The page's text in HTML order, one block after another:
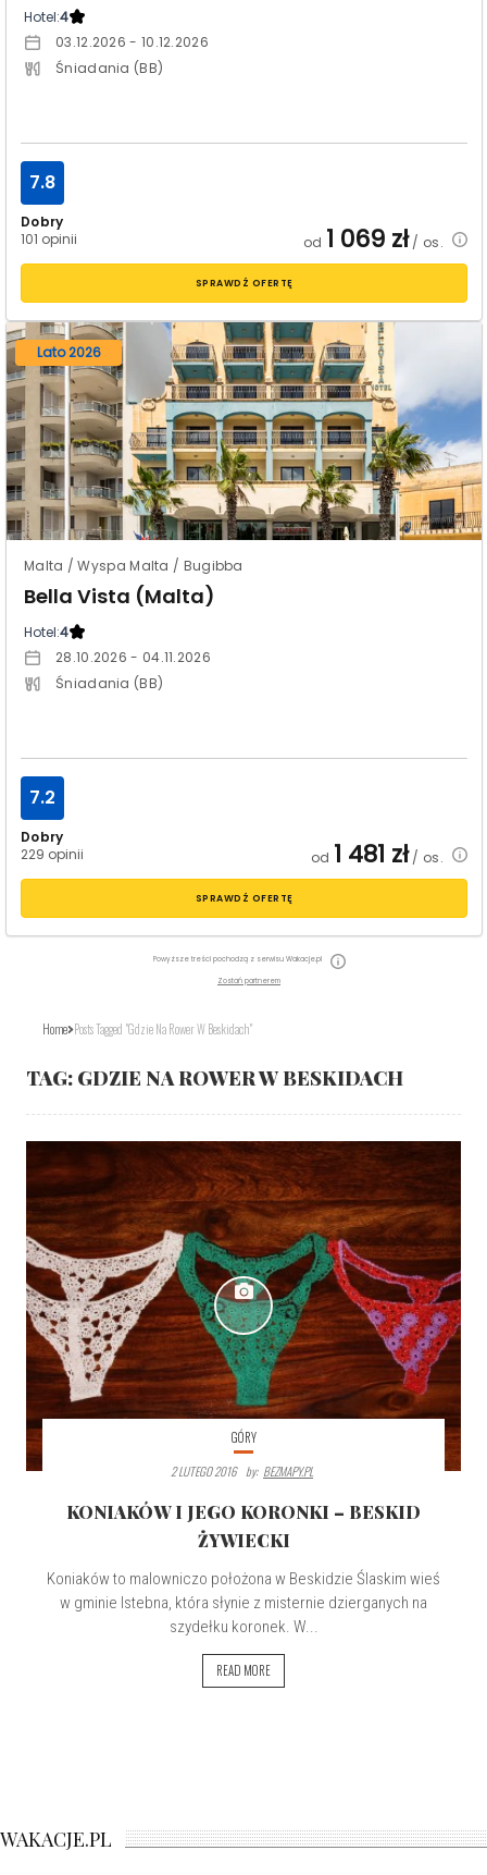
Hotel:4
03.12.2026 - 10.12.2026
Śniadania (BB)
Dobry
101 opinii
7.8
od 1 069 zł/ os.
SPRAWDŹ OFERTĘ
Lato 2026
Malta / Wyspa Malta / Bugibba
Bella Vista (Malta)
Hotel:4
28.10.2026 - 04.11.2026
Śniadania (BB)
Dobry
229 opinii
7.2
od 1 481 zł/ os.
SPRAWDŹ OFERTĘ
Powyższe treści pochodzą z serwisu Wakacje.pl
Zostań partnerem
Home Posts Tagged "gdzie Na Rower W Beskidach"
TAG: GDZIE NA ROWER W BESKIDACH
GÓRY
2 LUTEGO 2016
By: BEZMAPY.PL
KONIAKÓW I JEGO KORONKI – BESKID
ŻYWIECKI
Koniaków to malowniczo położona w Beskidzie Ślaskim wieś
w gminie Istebna, która słynie z misternie dzierganych na
szydełku koronek. W...
READ MORE
WAKACJE.PL